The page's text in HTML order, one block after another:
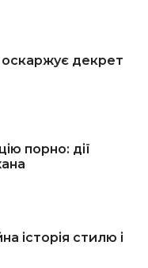
оскаржує декрет
порно: дії
історія стилю і